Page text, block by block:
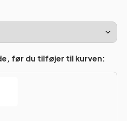
før du tilføjer til kurven: